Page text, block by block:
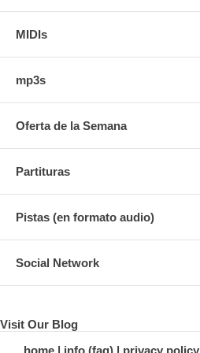
MIDIs
mp3s
Oferta de la Semana
Partituras
Pistas (en formato audio)
Social Network
Visit Our Blog
home
info (faq) privacy policy